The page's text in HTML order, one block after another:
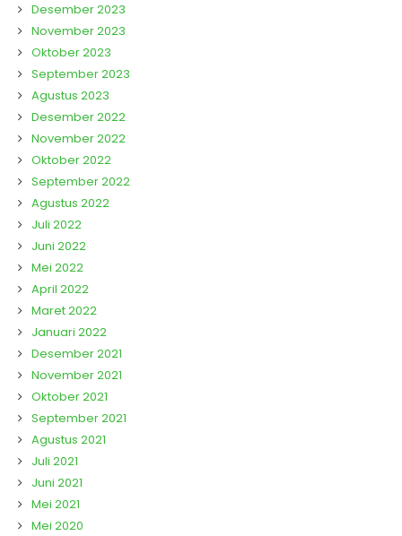
Desember 2023
November 2023
Oktober 2023
September 2023
Agustus 2023
Desember 2022
November 2022
Oktober 2022
September 2022
Agustus 2022
Juli 2022
Juni 2022
Mei 2022
April 2022
Maret 2022
Januari 2022
Desember 2021
November 2021
Oktober 2021
September 2021
Agustus 2021
Juli 2021
Juni 2021
Mei 2021
Mei 2020